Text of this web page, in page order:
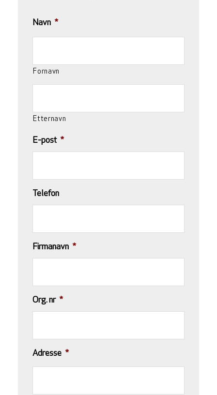
Navn *
Fornavn
Etternavn
E-post *
Telefon
Firmanavn *
Org. nr *
Adresse *